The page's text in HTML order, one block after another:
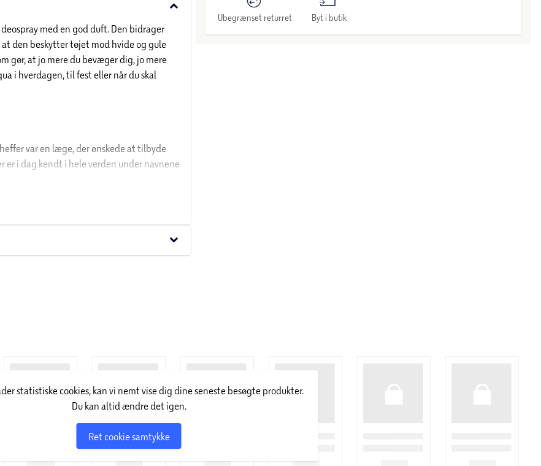
keyboard_arrow_down
med en god duft. Den bidrager
den beskytter tøjet mod hvide og gule
gør, at jo mere du bevæger dig, jo mere
i hverdagen, til fest eller når du skal
var en læge, der ønskede at tilbyde
er i dag kendt i hele verden under navnene
væk fra varme/gnister/åben ild/varme
eller brændes, heller ikke efter
som overstiger 50 ° C / 122 ° F. P102:keyboard_arrow_down
Ubegrænset returret Byt i butik
statistiske cookies, kan vi nemt vise dig dine seneste besøgte produkter.
Du kan altid ændre det igen.
Ret cookie samtykke